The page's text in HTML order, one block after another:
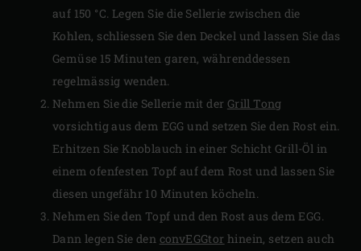
auf 150 °C. Legen Sie die Sellerie zwischen die
Kohlen, schliessen Sie den Deckel und lassen Sie das
Gemüse 15 Minuten garen, währenddessen
regelmässig wenden.
Nehmen Sie die Sellerie mit der Grill Tong
vorsichtig aus dem EGG und setzen Sie den Rost ein.
Erhitzen Sie Knoblauch in einer Schicht Grill-Öl in
einem ofenfesten Topf auf dem Rost und lassen Sie
diesen ungefähr 10 Minuten köcheln.
Nehmen Sie den Topf und den Rost aus dem EGG.
Dann legen Sie den convEGGtor hinein, setzen auch